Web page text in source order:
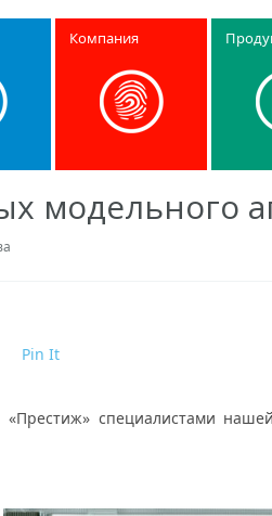
Компания
модельного
Pin It
«Престиж» специалистами